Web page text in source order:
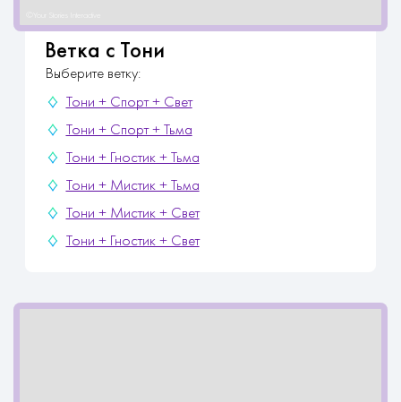
Ветка с Тони
Выберите ветку:
Тони + Спорт + Свет
Тони + Спорт + Тьма
Тони + Гностик + Тьма
Тони + Мистик + Тьма
Тони + Мистик + Свет
Тони + Гностик + Свет